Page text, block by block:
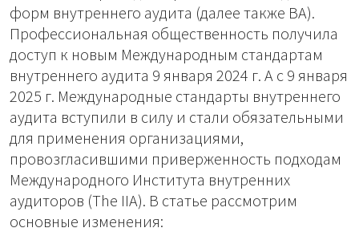
форм внутреннего аудита (далее также ВА).
Профессиональная общественность получила
доступ к новым Международным стандартам
внутреннего аудита 9 января 2024 г. А с 9 января
2025 г. Международные стандарты внутреннего
аудита вступили в силу и стали обязательными
для применения организациями,
провозгласившими приверженность подходам
Международного Института внутренних
аудиторов (The IIA). В статье рассмотрим
основные изменения: